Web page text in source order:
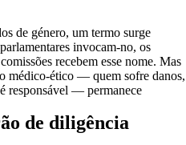
de género, um termo surge
invocam-no, os
recebem esse nome. Mas
médico-ético — quem sofre danos,
responsável — permanece
de diligência